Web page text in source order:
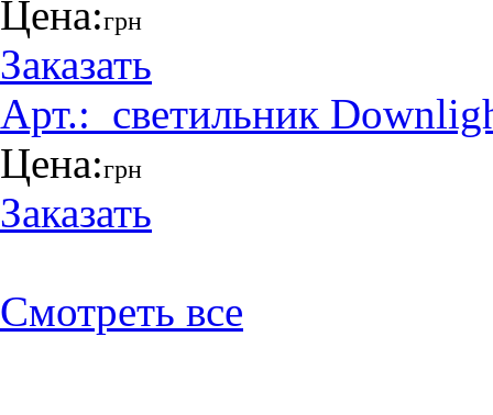
Цена:грн
Заказать
Арт.: _светильник
Цена:грн
Заказать
Смотреть все